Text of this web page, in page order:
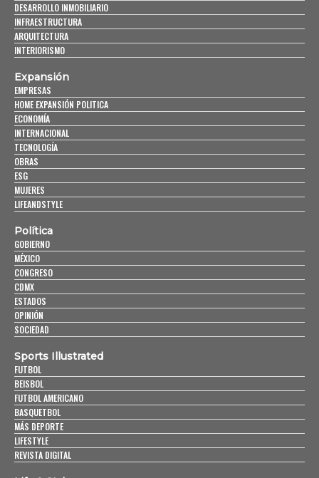
DESARROLLO INMOBILIARIO
INFRAESTRUCTURA
ARQUITECTURA
INTERIORISMO
Expansión
EMPRESAS
HOME EXPANSIÓN POLITICA
ECONOMÍA
INTERNACIONAL
TECNOLOGÍA
OBRAS
ESG
MUJERES
LIFEANDSTYLE
Política
GOBIERNO
MÉXICO
CONGRESO
CDMX
ESTADOS
OPINIÓN
SOCIEDAD
Sports Illustrated
FUTBOL
BEISBOL
FUTBOL AMERICANO
BASQUETBOL
MÁS DEPORTE
LIFESTYLE
REVISTA DIGITAL